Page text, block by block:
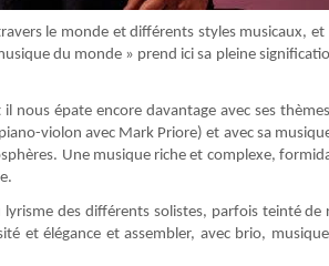
le monde et différents styles musicaux,
du monde » prend ici sa pleine
nous épate encore davantage avec ses
violon avec Mark Priore) et avec sa
Une musique riche et complexe,
lyrisme des différents solistes, parfois teinté
et élégance et assembler, avec brio,